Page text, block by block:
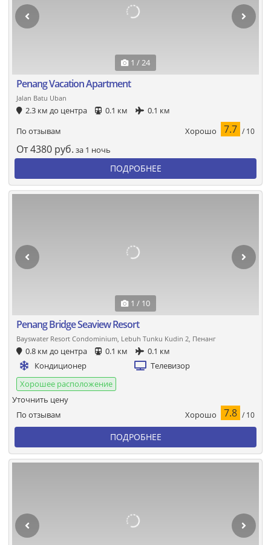
1 / 24
Penang Vacation Apartment
Jalan Batu Uban
2.3 км до центра 0.1 км
0.1 км
По отзывам
Хорошо 7.7 / 10
От4380 руб. за 1 ночь
ПОДРОБНЕЕ
1 / 10
Penang Bridge Seaview Resort
Bayswater Resort Condominium, Lebuh Tunku Kudin 2, Пенанг
0.8 км до центра 0.1 км
0.1 км
Кондиционер
Телевизор
Хорошее расположение
По отзывам Хорошо 7.8 / 10
Уточнить цену
ПОДРОБНЕЕ